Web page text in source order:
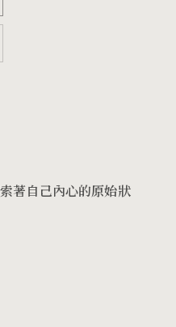
著自己內心的原始狀